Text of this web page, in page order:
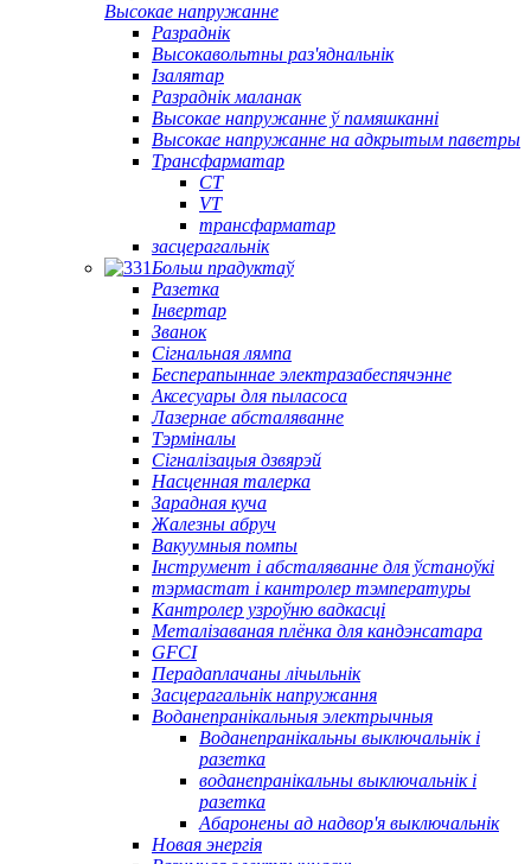
Высокае напружанне
Разраднік
Высокавольтны раз'яднальнік
Ізалятар
Разраднік маланак
Высокае напружанне ў памяшканні
Высокае напружанне на адкрытым паветры
Трансфарматар
CT
VT
трансфарматар
засцерагальнік
Больш прадуктаў
Разетка
Інвертар
Званок
Сігнальная лямпа
Бесперапыннае электразабеспячэнне
Аксесуары для пыласоса
Лазернае абсталяванне
Тэрміналы
Сігналізацыя дзвярэй
Насценная талерка
Зарадная куча
Жалезны абруч
Вакуумныя помпы
Інструмент і абсталяванне для ўстаноўкі
тэрмастат і кантролер тэмпературы
Кантролер узроўню вадкасці
Металізаваная плёнка для кандэнсатара
GFCI
Перадаплачаны лічыльнік
Засцерагальнік напружання
Воданепранікальныя электрычныя
Воданепранікальны выключальнік і
разетка
воданепранікальны выключальнік і
разетка
Абаронены ад надвор'я выключальнік
Новая энергія